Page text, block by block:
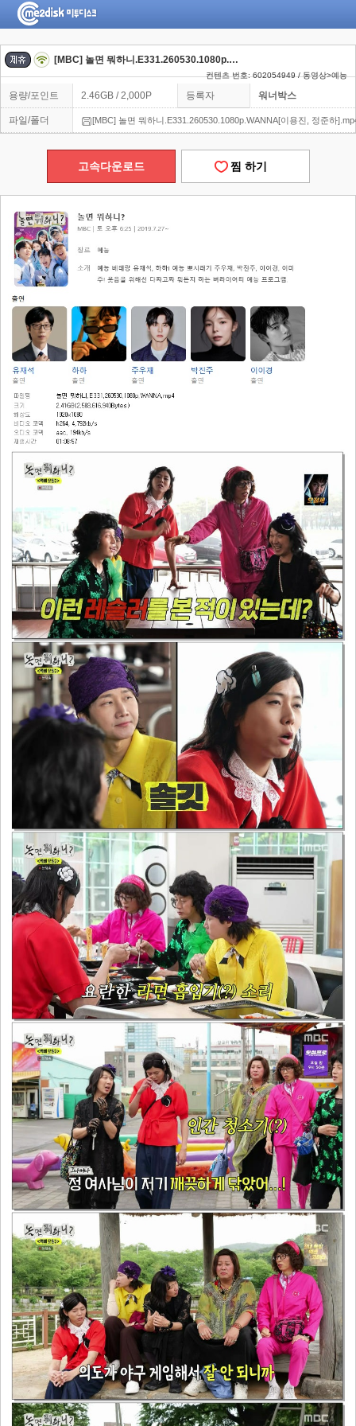
[MBC] 놀면 뭐하니.E331.260530.1080p.WANNA[이용진, 정준하]
컨텐츠 번호: 602054949 / 동영상>예능
용량/포인트 2.46GB / 2,000P 등록자 워너박스
파일/폴더 [MBC] 놀면 뭐하니.E331.260530.1080p.WANNA[이용진, 정준하
고속다운로드 찜 하기